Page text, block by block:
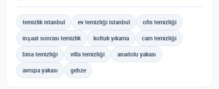
temizlik istanbul ev temizliği istanbul ofis temizliği
inşaat sonrası temizlik koltuk yıkama cam temizliği
bina temizliği villa temizliği anadolu yakası
avrupa yakası gebze